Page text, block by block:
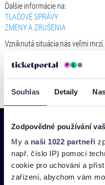
Souhlas Detaily
Zodpovědné používání
My a naši 1022 partneři
např. číslo IP) pomocí
cookie pro uchování a
zařízení, abychom vám
Ďalšie informácie na:
TLAČOVÉ SPRÁVY
ZMENY A ZRUŠENIA
Vzniknutá situácia nás veľmi
PRIHLÁSIŤ SA K
Pridajte sa do zoznamu